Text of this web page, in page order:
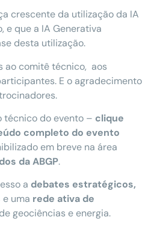
crescente da utilização da IA
e que a IA Generativa
desta utilização.
ao comitê técnico, aos
E o agradecimento
técnico do evento – clique
completo do evento
em breve na área
da ABGP.
a debates estratégicos,
e uma rede ativa de
geociências e energia.